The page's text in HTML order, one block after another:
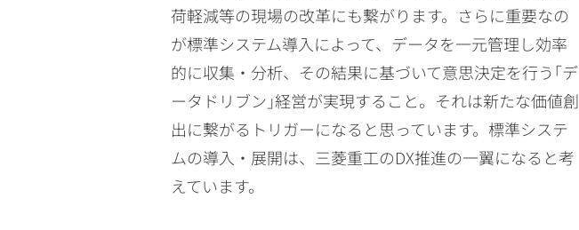
荷軽減等の現場の改革にも繋がります。さらに重要なの
が標準システム導入によって、データを一元管理し効率
的に収集・分析、その結果に基づいて意思決定を行う｢デ
ータドリブン｣経営が実現すること。それは新たな価値創
出に繋がるトリガーになると思っています。標準システ
ムの導入・展開は、三菱重工のDX推進の一翼になると考
えています。